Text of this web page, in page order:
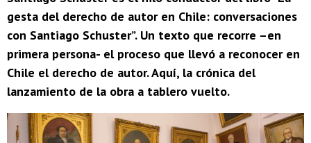
gesta del derecho de autor en Chile: conversaciones
con Santiago Schuster”. Un texto que recorre –en
primera persona- el proceso que llevó a reconocer en
Chile el derecho de autor. Aquí, la crónica del
lanzamiento de la obra a tablero vuelto.